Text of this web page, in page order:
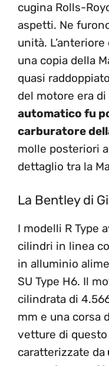
cugina Rolls-
aspetti. Ne
unità.
una copia della
quasi
del motore era
automatico fu
carburatore
molle posteriori
dettaglio tra la
La Bentley di
I modelli R Type
cilindri in linea
in alluminio
SU Type H6. Il
cilindrata di
mm e una corsa
vetture di
caratterizzate da